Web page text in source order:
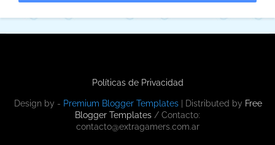
Design by - Premium Blogger Templates| Distributed by Free
Blogger Templates / Contacto:
contacto@extragamers.com.ar
Políticas de Privacidad